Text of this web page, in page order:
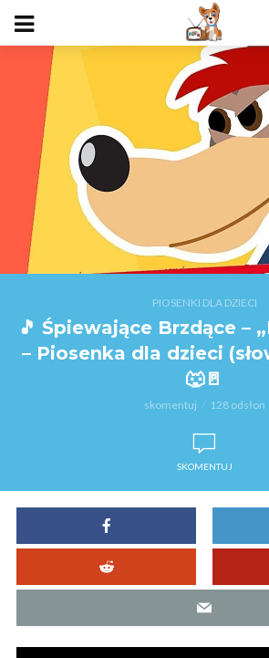
PIOSENKI DLA DZIECI
🎵 Śpiewające Brzdące –
– Piosenka dla dzieci
🐺🚪
skomentuj 128 odsłon
SKOMENTUJ